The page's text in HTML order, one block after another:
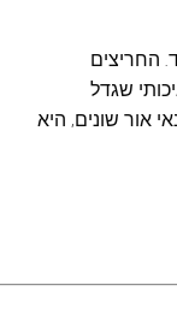
החריצים
שגדל
אור שונים, היא